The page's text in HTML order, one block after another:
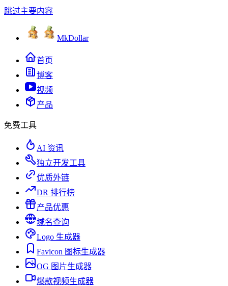
跳过主要内容
MkDollar
首页
博客
视频
产品
免费工具
AI 资讯
独立开发工具
优质外链
DR 排行榜
产品优惠
域名查询
Logo 生成器
Favicon 图标生成器
OG 图片生成器
爆款视频生成器